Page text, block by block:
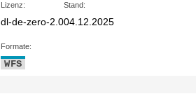
Lizenz:
dl-de-zero-2.0
Stand:
04.12.2025
Formate:
WFS